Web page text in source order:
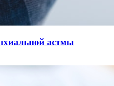
астмы